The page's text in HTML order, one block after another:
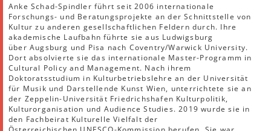
Anke Schad-Spindler führt seit 2006 internationale
Forschungs- und Beratungsprojekte an der Schnittstelle von
Kultur zu anderen gesellschaftlichen Feldern durch. Ihre
akademische Laufbahn führte sie aus Ludwigsburg
über Augsburg und Pisa nach Coventry/Warwick University.
Dort absolvierte sie das internationale Master-Programm in
Cultural Policy and Management. Nach ihrem
Doktoratsstudium in Kulturbetriebslehre an der Universität
für Musik und Darstellende Kunst Wien, unterrichtete sie an
der Zeppelin-Universität Friedrichshafen Kulturpolitik,
Kulturorganisation und Audience Studies. 2019 wurde sie in
den Fachbeirat Kulturelle Vielfalt der